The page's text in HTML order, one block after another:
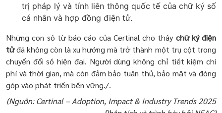
trị pháp lý và tính liên thông quốc tế của chữ ký số
cá nhân và hợp đồng điện tử.
Những con số từ báo cáo của Certinal cho thấy chữ ký điện
tửđã không còn là xu hướng mà trở thành một trụ cột trong
chuyển đổi số hiện đại. Người dùng không chỉ tiết kiệm chi
phí và thời gian, mà còn đảm bảo tuân thủ, bảo mật và đóng
góp vào phát triển bền vững./.
(Nguồn: Certinal – Adoption, Impact & Industry Trends 2025